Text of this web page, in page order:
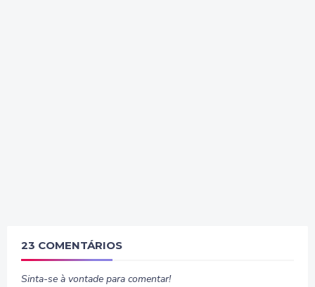
23 COMENTÁRIOS
Sinta-se à vontade para comentar!